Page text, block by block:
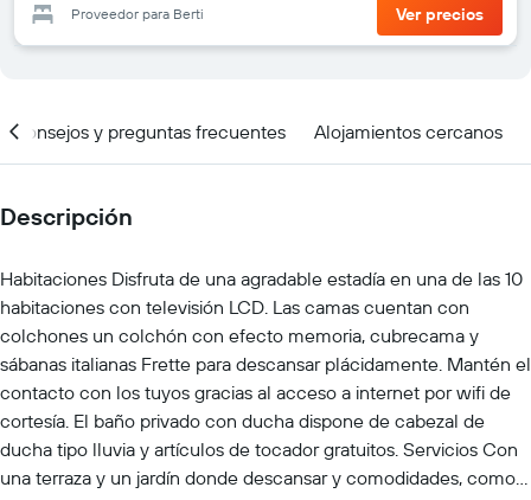
Proveedor para Berti Ver precios
Consejos y preguntas frecuentes Alojamientos cercanos
Descripción
Habitaciones Disfruta de una agradable estadía en una de las 10
habitaciones con televisión LCD. Las camas cuentan con
colchones un colchón con efecto memoria, cubrecama y
sábanas italianas Frette para descansar plácidamente. Mantén el
contacto con los tuyos gracias al acceso a internet por wifi de
cortesía. El baño privado con ducha dispone de cabezal de
ducha tipo lluvia y artículos de tocador gratuitos. Servicios Con
una terraza y un jardín donde descansar y comodidades, como